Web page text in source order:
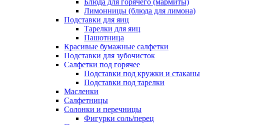
Блюда для горячего (мармиты)
Лимонницы (блюда для лимона)
Подставки для яиц
Тарелки для яиц
Пашотница
Красивые бумажные салфетки
Подставки для зубочисток
Салфетки под горячее
Подставки под кружки и стаканы
Подставки под тарелки
Масленки
Салфетницы
Солонки и перечницы
Фигурки соль/перец